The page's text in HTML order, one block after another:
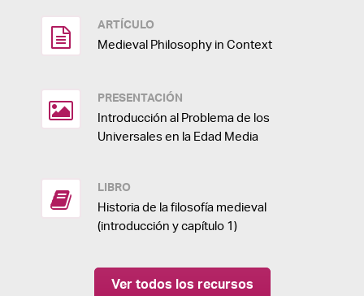
ARTÍCULO
Medieval Philosophy in Context
PRESENTACIÓN
Introducción al Problema de los
Universales en la Edad Media
LIBRO
Historia de la filosofía medieval
(introducción y capítulo 1)
Ver todos los recursos